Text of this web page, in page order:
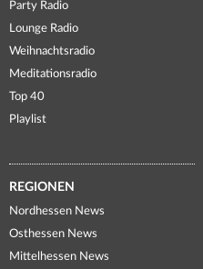
Party Radio
Lounge Radio
Weihnachtsradio
Meditationsradio
Top 40
Playlist
REGIONEN
Nordhessen News
Osthessen News
Mittelhessen News